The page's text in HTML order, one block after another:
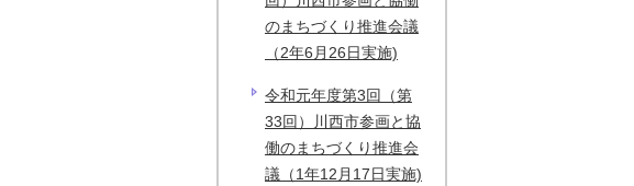
のまちづくり推進会議
（2年6月26日実施)
令和元年度第3回（第
33回）川西市参画と協
働のまちづくり推進会
議（1年12月17日実施)